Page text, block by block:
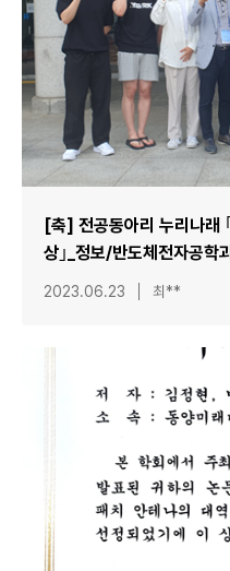
[축] 전공동아리 누리나래
상｣_정보/반도체전자공학
2023.06.23 최**